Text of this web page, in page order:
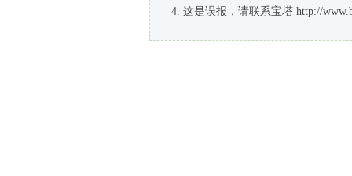
这是误报，请联系宝塔 http://